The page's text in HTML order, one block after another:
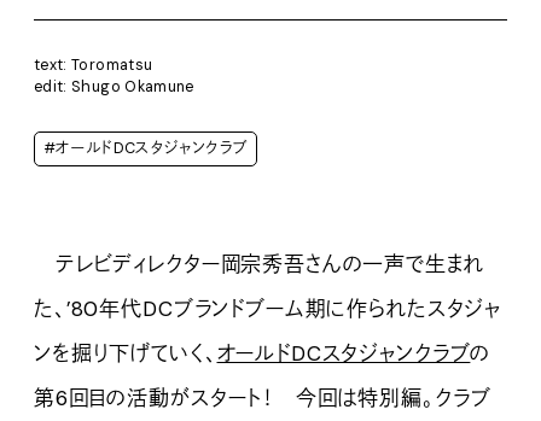
text: Toromatsu
edit: Shugo Okamune
#オールドDCスタジャンクラブ
テレビディレクター岡宗秀吾さんの一声で生まれ
た、’80年代DCブランドブーム期に作られたスタジャ
ンを掘り下げていく、 オールドDCスタジャンクラブの
第6回目の活動がスタート！ 今回は特別編。クラブ